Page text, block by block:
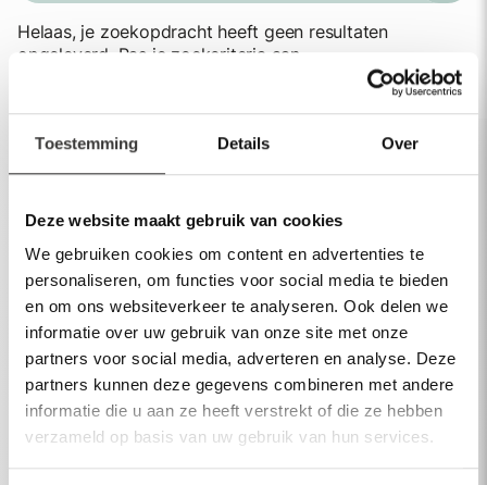
Toestemming Details Over
Deze website maakt gebruik van cookies
We gebruiken cookies om content en advertenties te
personaliseren, om functies voor social media te bieden
en om ons websiteverkeer te analyseren. Ook delen we
informatie over uw gebruik van onze site met onze
partners voor social media, adverteren en analyse. Deze
partners kunnen deze gegevens combineren met andere
informatie die u aan ze heeft verstrekt of die ze hebben
verzameld op basis van uw gebruik van hun services.
Helaas, je zoekopdracht heeft geen resultaten
opgeleverd. Pas je zoekcriteria aan.
Spiegels
Baden
Kranen
Wastafels
Meer producten